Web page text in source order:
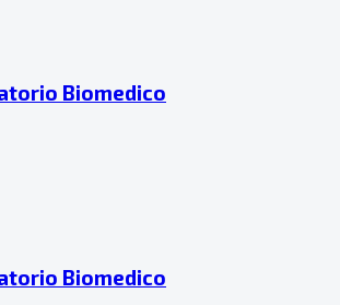
Biomedico
Biomedico